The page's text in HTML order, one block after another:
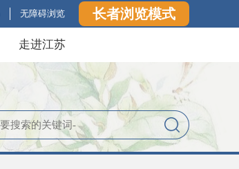
无障碍浏览 长者浏览模式
走进江苏